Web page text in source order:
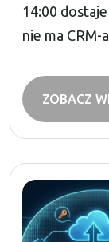
14:00
nie ma
ZOBACZ